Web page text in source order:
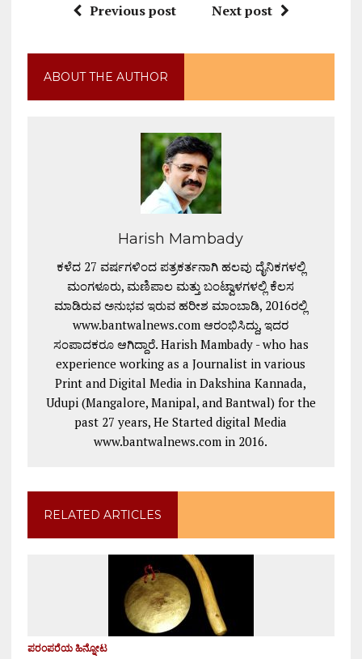
Previous post Next post
ABOUT THE AUTHOR
Harish Mambady
ಕಳೆದ 27 ವರ್ಷಗಳಿಂದ ಪತ್ರಕರ್ತನಾಗಿ ಹಲವು ದೈನಿಕಗಳಲ್ಲಿ
ಮಂಗಳೂರು, ಮಣಿಪಾಲ ಮತ್ತು ಬಂಟ್ವಾಳಗಳಲ್ಲಿ ಕೆಲಸ
ಮಾಡಿರುವ ಅನುಭವ ಇರುವ ಹರೀಶ ಮಾಂಬಾಡಿ, 2016ರಲ್ಲಿ
www.bantwalnews.com ಆರಂಭಿಸಿದ್ದು, ಇದರ
ಸಂಪಾದಕರೂ ಆಗಿದ್ದಾರೆ. Harish Mambady - who has
experience working as a Journalist in various
Print and Digital Media in Dakshina Kannada,
Udupi (Mangalore, Manipal, and Bantwal) for the
past 27 years, He Started digital Media
www.bantwalnews.com in 2016.
RELATED ARTICLES
ಪರಂಪರೆಯ ಹಿನ್ನೋಟ